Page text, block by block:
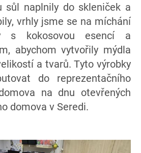
sůl naplnily do skleniček a
vrhly jsme se na míchání
s kokosovou esencí a
abychom vytvořily mýdla
a tvarů. Tyto výrobky
do reprezentačního
na dnu otevřených
domova v Seredi.